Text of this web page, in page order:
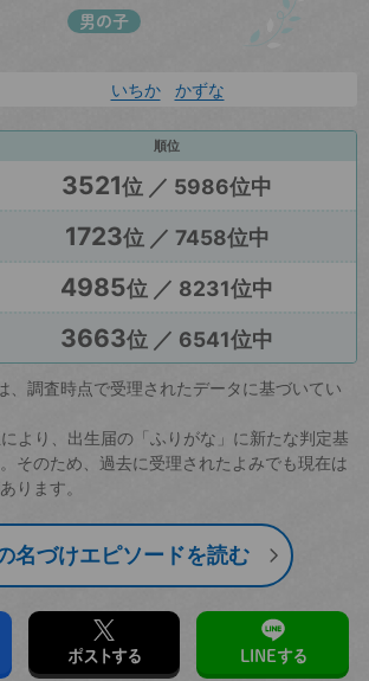
男の子
いちか かずな
順位
3521位 ／ 5986位中
1723位 ／ 7458位中
4985位 ／ 8231位中
3663位 ／ 6541位中
、調査時点で受理されたデータに基づいてい
より、出生届の「ふりがな」に新たな判定基
そのため、過去に受理されたよみでも現在は
ります。
名づけエピソードを読む
ポストする LINEする